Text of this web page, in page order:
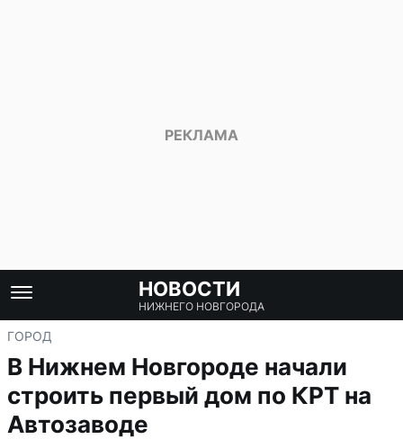
НОВОСТИ
НИЖНЕГО НОВГОРОДА
ГОРОД
В Нижнем Новгороде начали
строить первый дом по КРТ на
Автозаводе